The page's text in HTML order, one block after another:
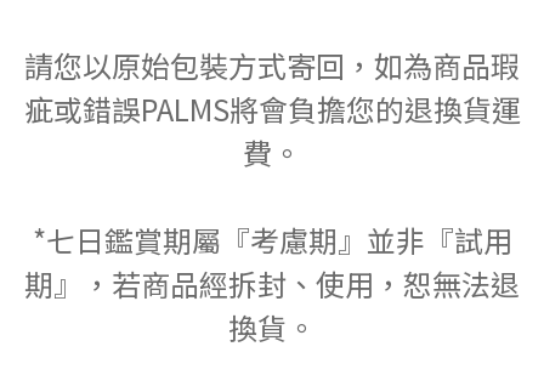
請您以原始包裝方式寄回，如為商品瑕
疵或錯誤PALMS將會負擔您的退換貨運
費。
*七日鑑賞期屬『考慮期』並非『試用
期』，若商品經拆封、使用，恕無法退
換貨。